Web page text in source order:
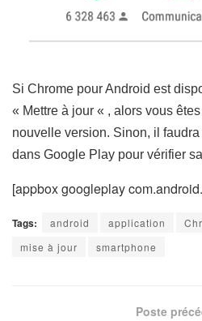
Si Chrome pour Android est
« Mettre à jour « , alors vous
nouvelle version. Sinon, il
dans Google Play pour vérifier
[appbox googleplay
Tags: android application
mise à jour
smartphone
Poste